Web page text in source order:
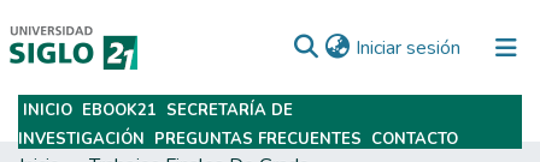
Iniciar sesión (current)
Subir
INICIO EBOOK21 SECRETARÍA DE
INVESTIGACIÓN PREGUNTAS FRECUENTES CONTACTO